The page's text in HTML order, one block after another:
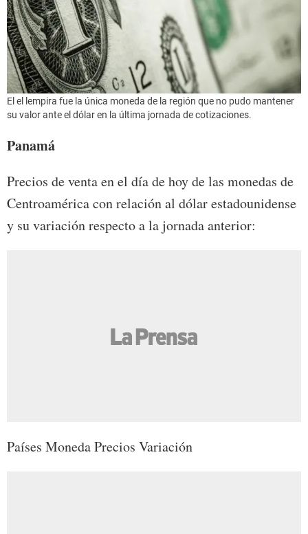
El el lempira fue la única moneda de la región que no pudo mantener
su valor ante el dólar en la última jornada de cotizaciones.
Panamá
Precios de venta en el día de hoy de las monedas de
Centroamérica con relación al dólar estadounidense
y su variación respecto a la jornada anterior:
Países Moneda Precios Variación